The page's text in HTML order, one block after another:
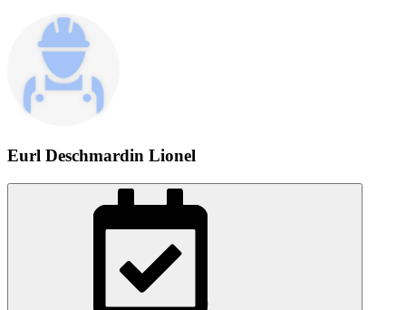
Eurl Deschmardin Lionel